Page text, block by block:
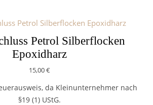
Petrol Silberflocken
Epoxidharz
15,00€
da Kleinunternehmer nach
§19 (1) UStG.